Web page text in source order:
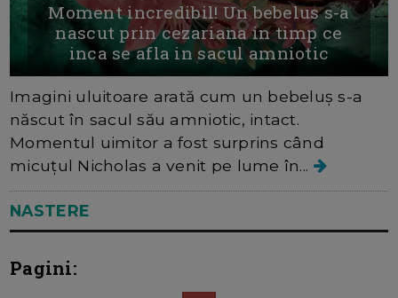
Moment incredibil! Un bebelus s-a
nascut prin cezariana in timp ce
inca se afla in sacul amniotic
Imagini uluitoare arată cum un bebeluș s-a
născut în sacul său amniotic, intact.
Momentul uimitor a fost surprins când
micuțul Nicholas a venit pe lume în...
NASTERE
Pagini: